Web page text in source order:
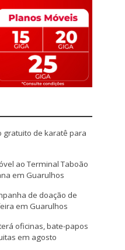
de karatê para
ao Terminal Taboão
em Guarulhos
de doação de
em Guarulhos
oficinas, bate-papos
em agosto